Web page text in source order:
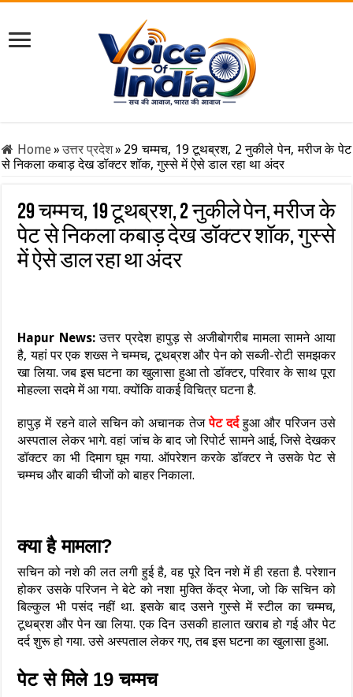
Home» उत्तर प्रदेश» 29 चम्मच, 19 टूथब्रश, 2 नुकीले पेन, मरीज के पेट
से निकला कबाड़ देख डॉक्टर शॉक, गुस्से में ऐसे डाल रहा था अंदर
29 चम्मच, 19 टूथब्रश, 2 नुकीले पेन, मरीज के
पेट से निकला कबाड़ देख डॉक्टर शॉक, गुस्से
में ऐसे डाल रहा था अंदर
Hapur News:उत्तर प्रदेश हापुड़ से अजीबोगरीब मामला सामने आया
है, यहां पर एक शख्स ने चम्मच, टूथब्रश और पेन को सब्जी-रोटी समझकर
खा लिया. जब इस घटना का खुलासा हुआ तो डॉक्टर, परिवार के साथ पूरा
मोहल्ला सदमे में आ गया. क्योंकि वाकई विचित्र घटना है.
हापुड़ में रहने वाले सचिन को अचानक तेजपेट दर्दहुआ और परिजन उसे
अस्पताल लेकर भागे. वहां जांच के बाद जो रिपोर्ट सामने आई, जिसे देखकर
डॉक्टर का भी दिमाग घूम गया. ऑपरेशन करके डॉक्टर ने उसके पेट से
चम्मच और बाकी चीजों को बाहर निकाला.
क्या है मामला?
सचिन को नशे की लत लगी हुई है, वह पूरे दिन नशे में ही रहता है. परेशान
होकर उसके परिजन ने बेटे को नशा मुक्ति केंद्र भेजा, जो कि सचिन को
बिल्कुल भी पसंद नहीं था. इसके बाद उसने गुस्से में स्टील का चम्मच,
टूथब्रश और पेन खा लिया. एक दिन उसकी हालात खराब हो गई और पेट
दर्द शुरू हो गया. उसे अस्पताल लेकर गए, तब इस घटना का खुलासा हुआ.
पेट से मिले 19 चम्मच